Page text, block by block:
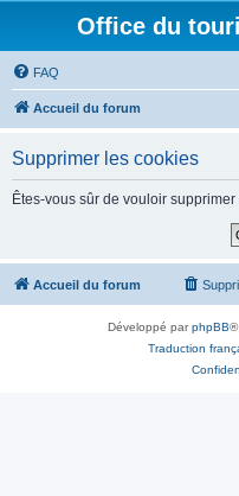
Office du
FAQ
Accueil du forum
Supprimer les cookies
Êtes-vous sûr de vouloir
Accueil du forum
Développé parphpBB®
Traduction